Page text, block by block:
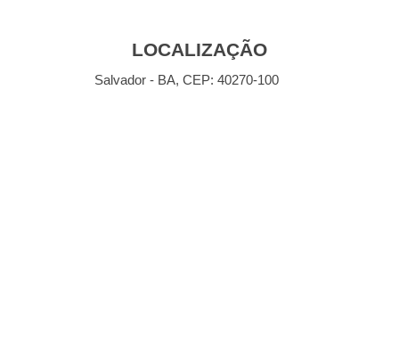
LOCALIZAÇÃO
Salvador - BA, CEP: 40270-100